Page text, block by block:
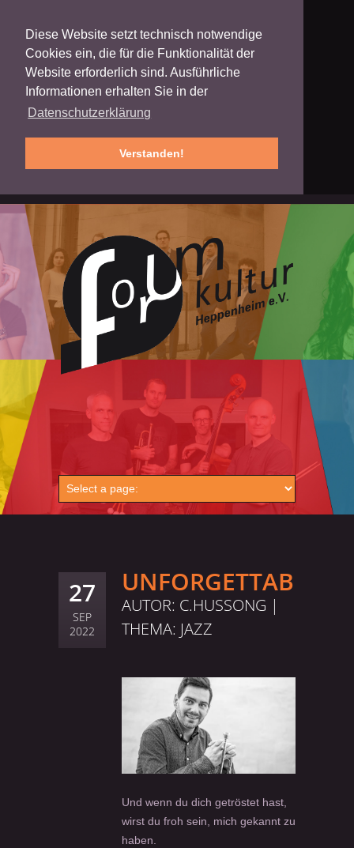
Diese Website setzt technisch notwendige
Cookies ein, die für die Funktionalität der
Website erforderlich sind. Ausführliche
Informationen erhalten Sie in der
Datenschutzerklärung
Verstanden!
27
SEP
2022
UNFORGETTABLE
AUTOR: C.HUSSONG |
THEMA: JAZZ
Und wenn du dich getröstet hast,
wirst du froh sein, mich gekannt zu
haben.